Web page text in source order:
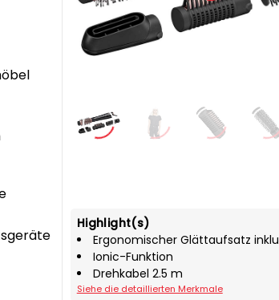
Highlight(s)
Ergonomischer Glättaufsatz
Ionic-Funktion
Drehkabel 2.5 m
Siehe die detaillierten Merkmale